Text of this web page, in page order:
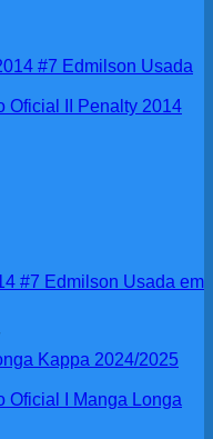
#7 Edmilson Usada em